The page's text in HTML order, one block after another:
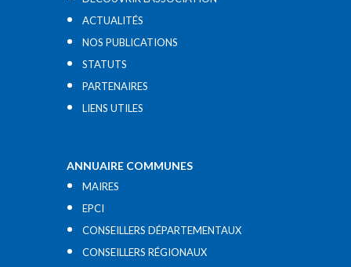
ACTUALITÉS
NOS PUBLICATIONS
STATUTS
PARTENAIRES
LIENS UTILES​
ANNUAIRE COMMUNES
MAIRES
EPCI
CONSEILLERS DÉPARTEMENTAUX
CONSEILLERS RÉGIONAUX